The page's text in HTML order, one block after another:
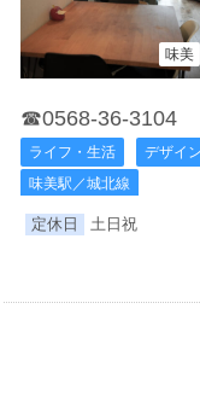
味美
☎0568-36-3104
ライフ・生活 デザイ
味美駅／城北線
定休日 土日祝